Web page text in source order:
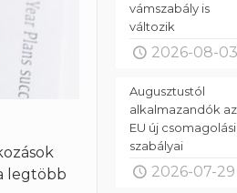
legtöbb
vámszabály is
változik
2026-08-03
Augusztustól
alkalmazandók az
EU új csomagolási
szabályai
2026-07-29